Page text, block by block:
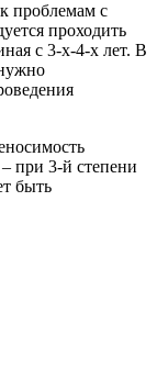
проблемам с
проходить
с 3-х-4-х лет. В
при 3-й степени
быть